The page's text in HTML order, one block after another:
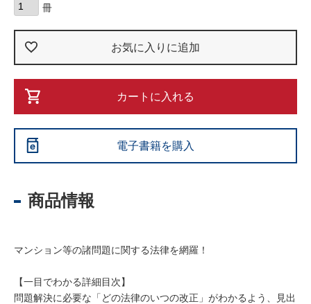
お気に入りに追加
カートに入れる
電子書籍を購入
商品情報
マンション等の諸問題に関する法律を網羅！
【一目でわかる詳細目次】
問題解決に必要な「どの法律のいつの改正」がわかるよう、見出